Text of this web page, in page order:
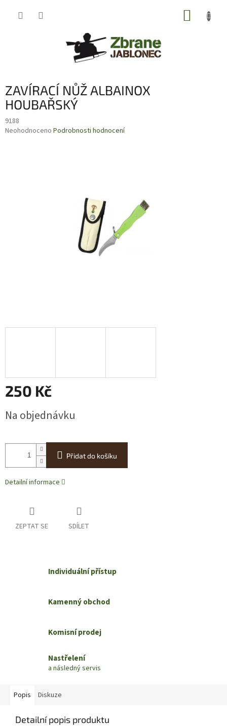
ZAVÍRACÍ NŮŽ ALBAINOX
HOUBAŘSKÝ
9188
Průměrné
Neohodnoceno Podrobnosti hodnocení
250 Kč
cena:
Na objednávku
Přidat do košíku
Detailní informace
ZEPTAT SE SDÍLET
Individuální přístup
Kamenný obchod
Komisní prodej
Nastřelení
a následný servis
Popis Diskuze
Detailní popis produktu